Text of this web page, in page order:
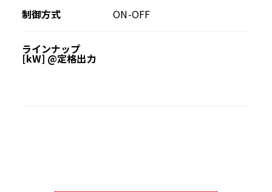
制御方式 ON-OFF
ラインナップ
[kW] @定格出力